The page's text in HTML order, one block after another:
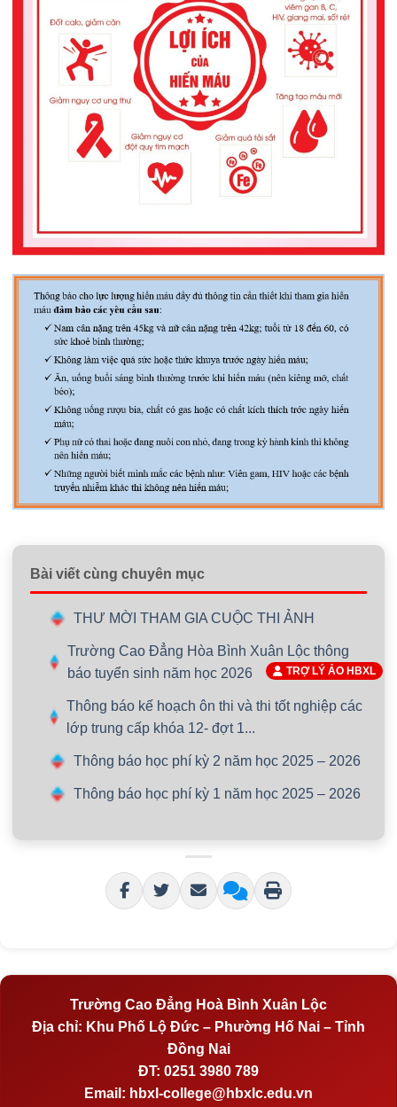
Bài viết cùng chuyên mục
THƯ MỜI THAM GIA CUỘC THI ẢNH
Trường Cao Đẳng Hòa Bình Xuân Lộc thông
báo tuyển sinh năm học 2026
Thông báo kế hoạch ôn thi và thi tốt nghiệp các
lớp trung cấp khóa 12- đợt 1...
Thông báo học phí kỳ 2 năm học 2025 – 2026
Thông báo học phí kỳ 1 năm học 2025 – 2026
Trường Cao Đẳng Hoà Bình Xuân Lộc
Địa chỉ: Khu Phố Lộ Đức – Phường Hố Nai – Tỉnh
Đồng Nai
ĐT: 0251 3980 789
Email: hbxl-college@hbxlc.edu.vn
TRỢ LÝ ẢO HBXL